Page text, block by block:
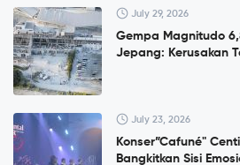
July 29, 2026
Gempa Magnitudo
Jepang: Kerusakan
July 23, 2026
Konser”Cafuné"
Bangkitkan Sisi